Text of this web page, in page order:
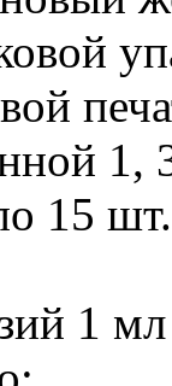
15
1 мл